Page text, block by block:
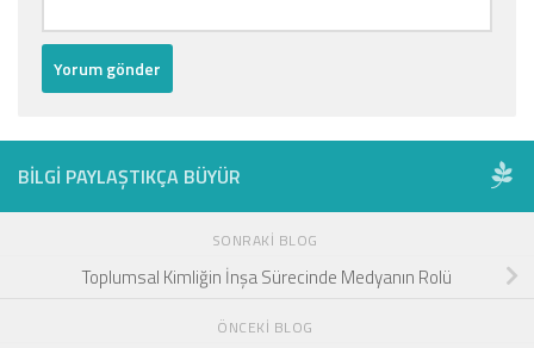
BILGI PAYLAŞTIKÇA BÜYÜR
SONRAKI BLOG
Toplumsal Kimliğin İnşa Sürecinde Medyanın Rolü
ÖNCEKI BLOG